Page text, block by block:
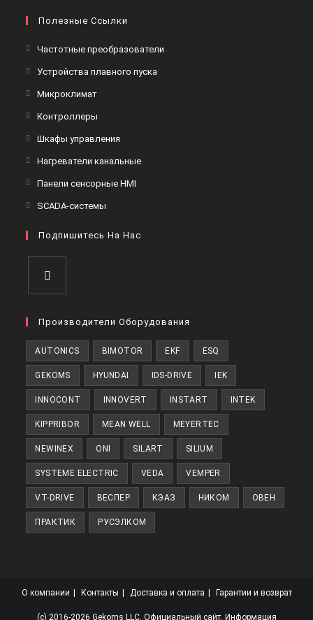
Полезные Ссылки
Частотные преобразователи
Устройства плавного пуска
МикроклиматОткроется
вкладке
Контроллеры
вкладке
Шкафы управления
вкладке
Нагреватели канальныеОткроется
Панели сенсорные HMI
вкладке
SCADA-системы
новой
Подпишитесь На Нас
в
вкладке
Производители Оборудования
AUTONICS BIMOTOR EKF ESQ
GEKOMS HYUNDAI IDS-DRIVE IEK
INNOCONT INNOVERT INSTART INTEK
KIPPRIBOR MEAN WELL MEYERTEC
NEWINEX ONI SILART SILIUM
SYSTEME ELECTRIC VEDA VEMPER
VT-DRIVE ВЕСПЕР КЭАЗ НИКОМ ОВЕН
ПРАКТИК РУСЭЛКОМ
О компании Контакты Доставка и оплата Гарантии и возврат
(с) 2016-2026 Gekoms LLC. Официальный сайт. Информация